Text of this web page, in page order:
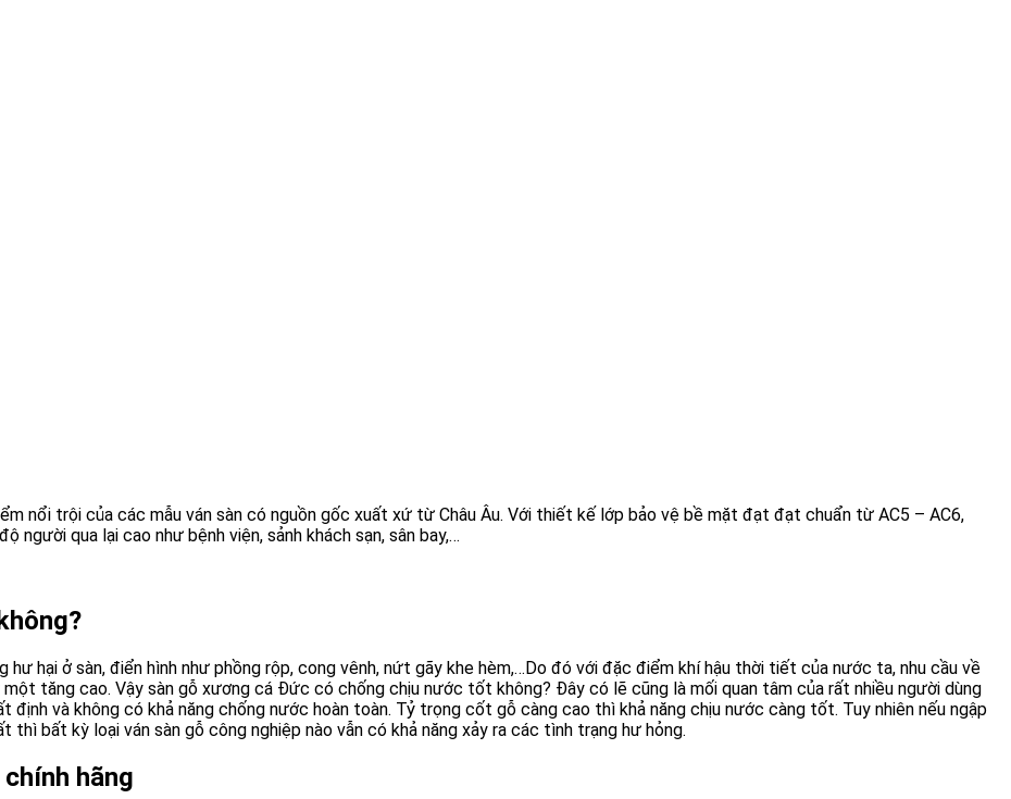
nổi trội của các mẫu ván sàn có nguồn gốc xuất xứ từ Châu Âu. Với thiết kế lớp bảo vệ bề mặt đạt đạt chuẩn từ AC5 – AC6,
qua lại cao như bệnh viện, sảnh khách sạn, sân bay,…
hại ở sàn, điển hình như phồng rộp, cong vênh, nứt gãy khe hèm,…Do đó với đặc điểm khí hậu thời tiết của nước ta, nhu cầu về
tăng cao. Vậy sàn gỗ xương cá Đức có chống chịu nước tốt không? Đây có lẽ cũng là mối quan tâm của rất nhiều người dùng
và không có khả năng chống nước hoàn toàn. Tỷ trọng cốt gỗ càng cao thì khả năng chịu nước càng tốt. Tuy nhiên nếu ngập
thì bất kỳ loại ván sàn gỗ công nghiệp nào vẫn có khả năng xảy ra các tình trạng hư hỏng.
hãng